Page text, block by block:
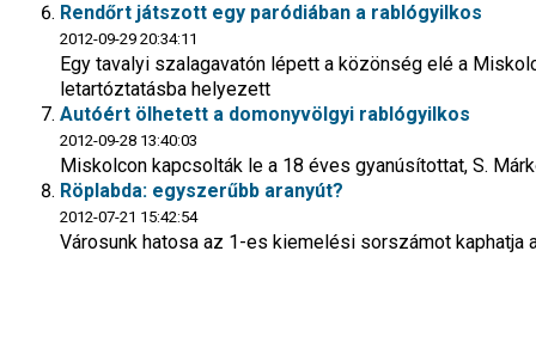
Rendőrt játszott egy paródiában a rablógyilkos
2012-09-29 20:34:11
Egy tavalyi szalagavatón lépett a közönség elé a
letartóztatásba helyezett
Autóért ölhetett a domonyvölgyi rablógyilkos
2012-09-28 13:40:03
Miskolcon kapcsolták le a 18 éves gyanúsítottat, S.
Röplabda: egyszerűbb aranyút?
2012-07-21 15:42:54
Városunk hatosa az 1-es kiemelési sorszámot kaphatja